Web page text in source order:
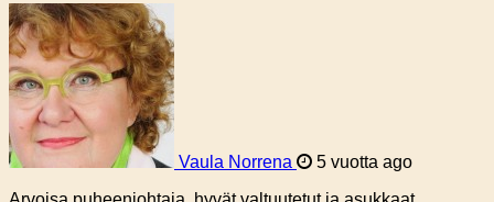
Vaula Norrena
5 vuotta ago